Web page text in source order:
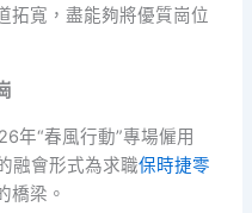
拓寬，盡能夠將優質崗位
年“春風行動”專場僱用
融會形式為求職保時捷零
橋梁。